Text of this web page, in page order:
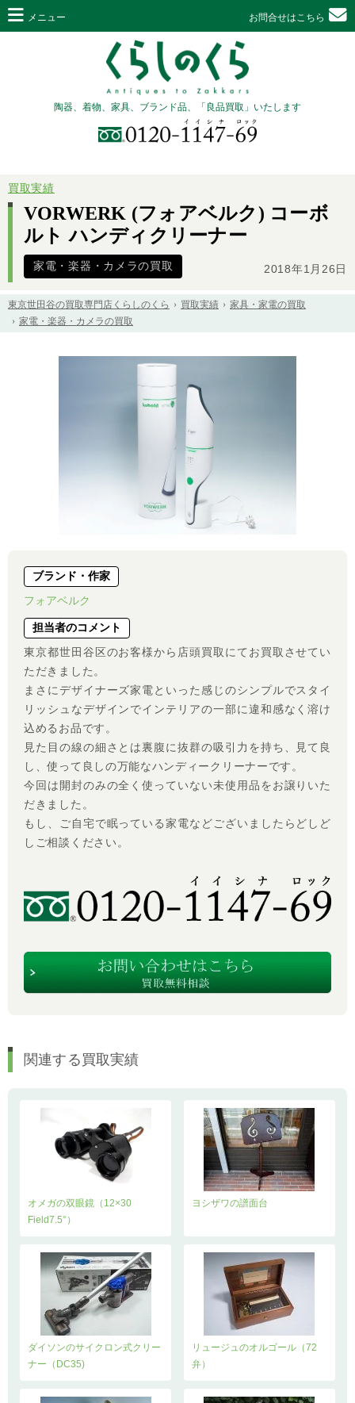
メニュー お問合せはこちら
陶器、着物、家具、ブランド品、「良品買取」いたします
買取実績
VORWERK (フォアベルク) コーボ
ルト ハンディクリーナー
家電・楽器・カメラの買取 2018年1月26日
東京世田谷の買取専門店くらしのくら 買取実績
家具・家電の買取
家電・楽器・カメラの買取
ブランド・作家
フォアベルク
担当者のコメント
東京都世田谷区のお客様から店頭買取にてお買取させてい
ただきました。
まさにデザイナーズ家電といった感じのシンプルでスタイ
リッシュなデザインでインテリアの一部に違和感なく溶け
込めるお品です。
見た目の線の細さとは裏腹に抜群の吸引力を持ち、見て良
し、使って良しの万能なハンディークリーナーです。
今回は開封のみの全く使っていない未使用品をお譲りいた
だきました。
もし、ご自宅で眠っている家電などございましたらどしど
しご相談ください。
関連する買取実績
オメガの双眼鏡（12×30
Field7.5°）
ヨシザワの譜面台
ダイソンのサイクロン式クリー
ナー（DC35)
リュージュのオルゴール（72
弁）